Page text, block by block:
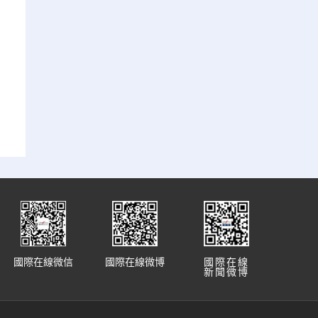
國際在線
新聞微博
國際在線微博
國際在線微信